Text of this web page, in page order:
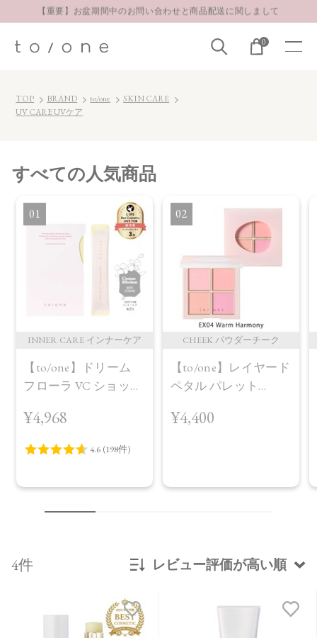
【重要】お盆期間中のお問い合わせと商品配送に関しまして
LINE お友達登録 500円OFFクーポンプレゼント
0
TOP BRAND to/one
SKIN CARE
UV CARE UVケア
すべての人気商品
1
INNER CARE インナーケア
【to/one】ドリーム
フローラ VC ショット
¥4,968
2
CHEEK パウダーチーク
【to/one】レイヤード
ペタル パレット
AW Collection＞EX04
¥4,400
4件 レビュー評価が高い順
発売日順